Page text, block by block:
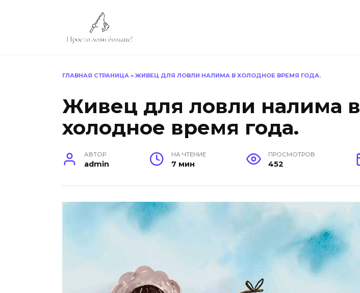
ГЛАВНАЯ СТРАНИЦА » ЖИВЕЦ ДЛЯ ЛОВЛИ НАЛИМА В ХОЛОДНОЕ ВРЕМЯ ГОДА.
Живец для ловли налима в
холодное время года.
АВТОР
admin
НА ЧТЕНИЕ
7 мин
ПРОСМОТРОВ
452